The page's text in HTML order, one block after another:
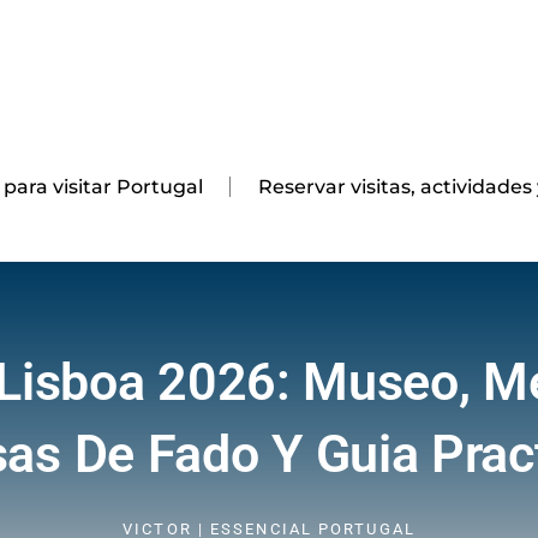
para visitar Portugal Reservar visitas,
2026: Museo,
De Fado Y Guia
VICTOR | ESSENCIAL PORTUGAL